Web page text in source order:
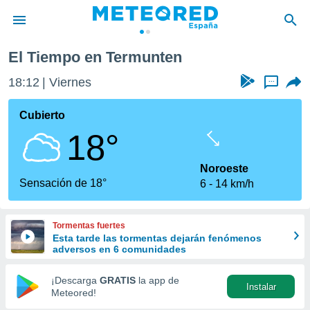
de
por
se
calidad.
a este
las
y
forma
digital
basada
El Tiempo en Termunten
18:12 Viernes ...
Cubierto
18°
Sensación de 18°
Noroeste
6
14 km/h
Tormentas fuertes
Esta tarde las tormentas dejarán fenómenos
adversos en 6 comunidades
¡Descarga GRATIS la app de
Meteored!
Instalar